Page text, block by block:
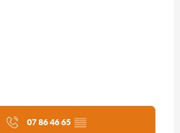
07 86 46 65 ▒▒